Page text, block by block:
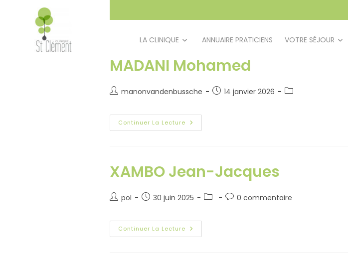
LA CLINIQUE ANNUAIRE PRATICIENS VOTRE SÉJOUR
MADANI Mohamed
manonvandenbussche 14 janvier 2026
Continuer La Lecture
XAMBO Jean-Jacques
pol 30 juin 2025 0 commentaire
Continuer La Lecture